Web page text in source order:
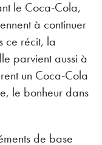
le Coca-Cola,
à continuer
ce récit, la
parvient aussi à
un Coca-Cola
le bonheur dans
de base